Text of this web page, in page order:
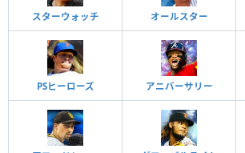
スターウォッチ オールスター
PSヒーローズ アニバーサリー